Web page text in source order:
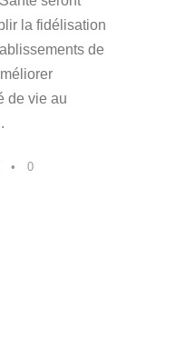
la fidélisation
de
de vie au
• 0